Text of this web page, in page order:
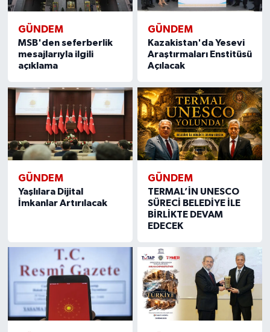
GÜNDEM
MSB'den seferberlik
mesajlarıyla ilgili
açıklama
GÜNDEM
Kazakistan'da Yesevi
Araştırmaları Enstitüsü
Açılacak
GÜNDEM
Yaşlılara Dijital
İmkanlar Artırılacak
GÜNDEM
TERMAL’İN UNESCO
SÜRECİ BELEDİYE İLE
BİRLİKTE DEVAM
EDECEK